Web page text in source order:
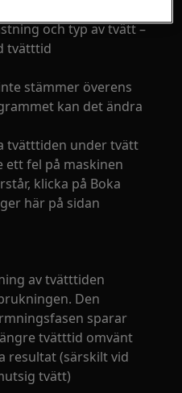
och typ av tvätt –
tvätttid
stämmer överens
kan det ändra
tvätttiden under tvätt
fel på maskinen
klicka på Boka
här på sidan
av tvätttiden
Den
sparar
tvätttid omvänt
resultat (särskilt vid
tvätt)